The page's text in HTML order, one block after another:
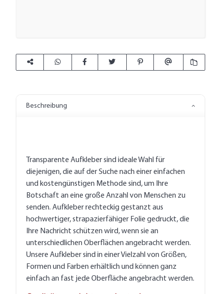
Beschreibung
Transparente Aufkleber sind ideale Wahl für
diejenigen, die auf der Suche nach einer einfachen
und kostengünstigen Methode sind, um Ihre
Botschaft an eine große Anzahl von Menschen zu
senden. Aufkleber rechteckig gestanzt aus
hochwertiger, strapazierfähiger Folie gedruckt, die
Ihre Nachricht schützen wird, wenn sie an
unterschiedlichen Oberflächen angebracht werden.
Unsere Aufkleber sind in einer Vielzahl von Größen,
Formen und Farben erhältlich und können ganz
einfach an fast jede Oberfläche angebracht werden.